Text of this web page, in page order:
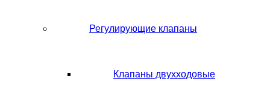
Регулирующие клапаны
Клапаны двухходовые